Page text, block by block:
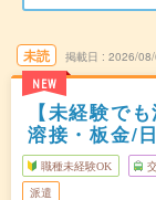
未読
NEW
掲載日 2026/
【未経験で
溶接・板金/
職種未経験OK
派遣